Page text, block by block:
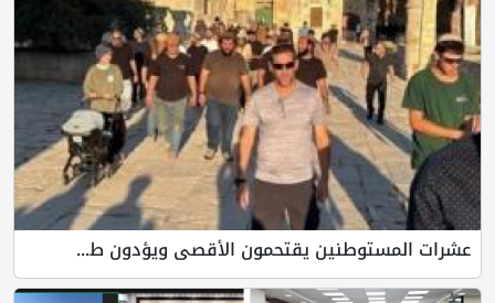
عشرات المستوطنين يقتحمون الأقصى ويؤدون ط...